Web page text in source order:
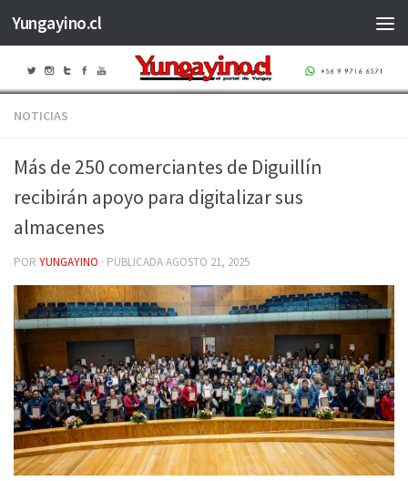
Saltar al contenido
Yungayino.cl
NOTICIAS
Más de 250 comerciantes de Diguillín
recibirán apoyo para digitalizar sus
almacenes
POR YUNGAYINO · PUBLICADAAGOSTO 21, 2025